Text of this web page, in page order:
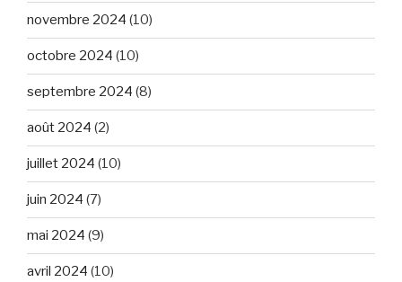
novembre 2024 (10)
octobre 2024 (10)
septembre 2024 (8)
août 2024 (2)
juillet 2024 (10)
juin 2024 (7)
mai 2024 (9)
avril 2024 (10)